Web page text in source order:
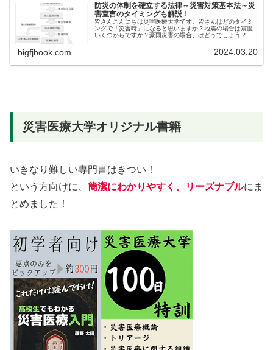
防災の体制を確立する法律～災害対策基本法～災
害宣言のタイミングも解説！
皆さんこんにちは災害医療大学です。皆さんはどのタイミ
ングで「災害時」になると思いますか？地震の場合は震度
いくつからですか？豪雨災害の場合、はどうでしょう？基
bigfjbook.com 2024.03.20
災害医療大学オリジナル書籍
いきなり難しい専門書はきつい！
という方向けに、 簡潔にわかりやすく、リーズナブルにま
とめました！